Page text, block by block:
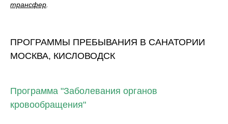
трансфер
ПРОГРАММЫ ПРЕБЫВАНИЯ В САНАТОРИИ
МОСКВА, КИСЛОВОДСК
Программа "Заболевания органов
кровообращения"